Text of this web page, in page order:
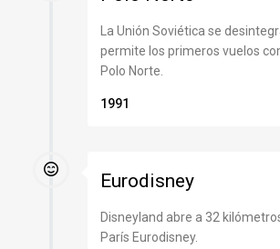
La Unión Soviética se
permite los primeros vuelos
Polo Norte.
1991
Eurodisney
Disneyland abre a 32
París Eurodisney.